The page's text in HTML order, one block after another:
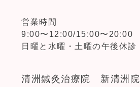
営業時間
9:00〜12:00/15:00〜20:00
日曜と水曜・土曜の午後休診
清洲鍼灸治療院 新清洲院